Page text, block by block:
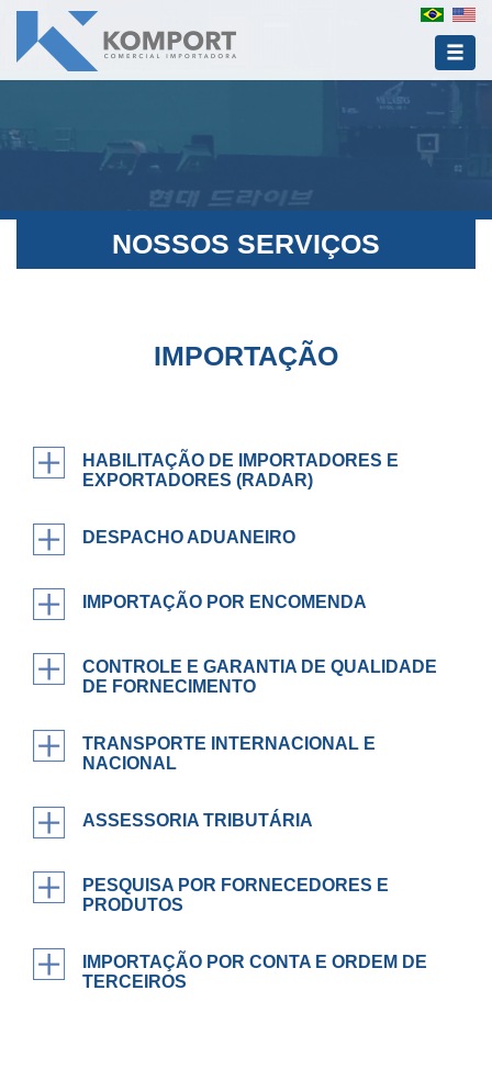
NOSSOS SERVIÇOS
IMPORTAÇÃO
HABILITAÇÃO DE IMPORTADORES E
EXPORTADORES (RADAR)
DESPACHO ADUANEIRO
IMPORTAÇÃO POR ENCOMENDA
CONTROLE E GARANTIA DE QUALIDADE
DE FORNECIMENTO
TRANSPORTE INTERNACIONAL E
NACIONAL
ASSESSORIA TRIBUTÁRIA
PESQUISA POR FORNECEDORES E
PRODUTOS
IMPORTAÇÃO POR CONTA E ORDEM DE
TERCEIROS